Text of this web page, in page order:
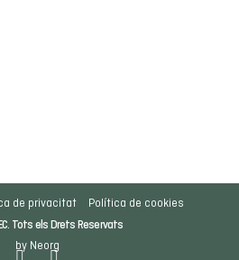
de privacitat Política de cookies
Tots els Drets Reservats
by Neorg